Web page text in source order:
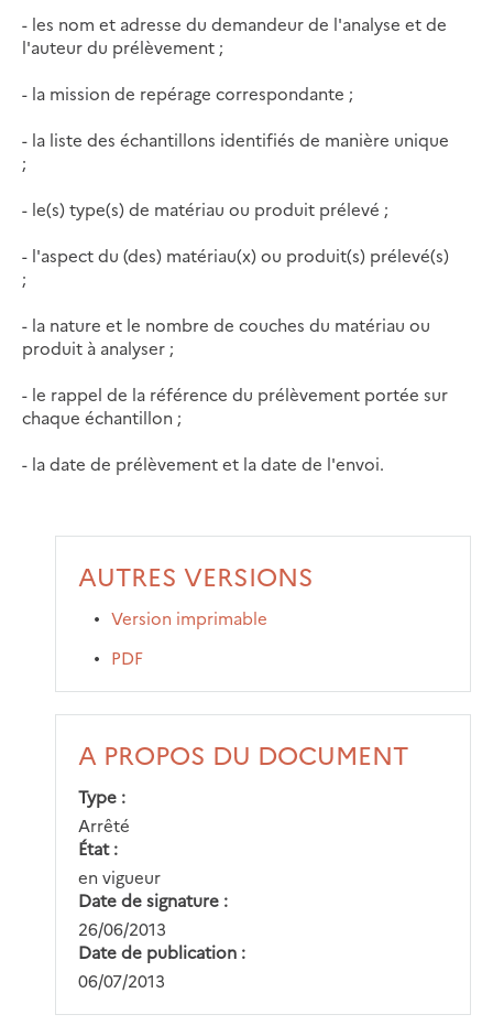
- les nom et adresse du demandeur de l'analyse et de
l'auteur du prélèvement ;
- la mission de repérage correspondante ;
- la liste des échantillons identifiés de manière unique
;
- le(s) type(s) de matériau ou produit prélevé ;
- l'aspect du (des) matériau(x) ou produit(s) prélevé(s)
;
- la nature et le nombre de couches du matériau ou
produit à analyser ;
- le rappel de la référence du prélèvement portée sur
chaque échantillon ;
- la date de prélèvement et la date de l'envoi.
AUTRES VERSIONS
Version imprimable
PDF
A PROPOS DU DOCUMENT
Type
Arrêté
État
en vigueur
Date de signature
26/06/2013
Date de publication
06/07/2013